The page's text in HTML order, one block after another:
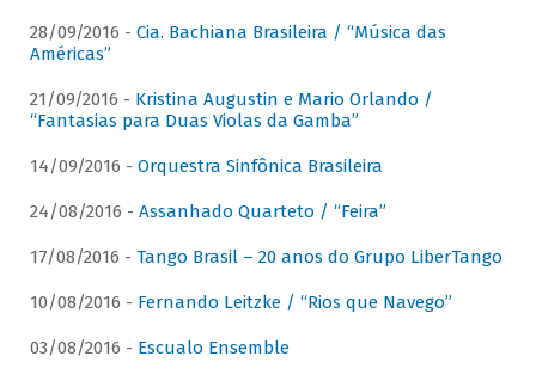
28/09/2016 - Cia. Bachiana Brasileira / “Música das
Américas”
21/09/2016 - Kristina Augustin e Mario Orlando /
“Fantasias para Duas Violas da Gamba”
14/09/2016 - Orquestra Sinfônica Brasileira
24/08/2016 - Assanhado Quarteto / “Feira”
17/08/2016 - Tango Brasil – 20 anos do Grupo LiberTango
10/08/2016 - Fernando Leitzke / “Rios que Navego”
03/08/2016 - Escualo Ensemble